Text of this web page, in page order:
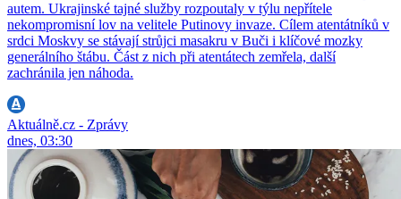
autem. Ukrajinské tajné služby rozpoutaly v týlu nepřítele
nekompromisní lov na velitele Putinovy invaze. Cílem atentátníků v
srdci Moskvy se stávají strůjci masakru v Buči i klíčové mozky
generálního štábu. Část z nich při atentátech zemřela, další
zachránila jen náhoda.
Aktuálně.cz - Zprávy
dnes, 03:30